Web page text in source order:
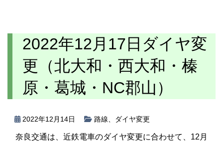
2022年12月17日ダイヤ変
更（北大和・西大和・榛
原・葛城・NC郡山）
2022年12月14日 路線 ダイヤ変更
奈良交通は、近鉄電車のダイヤ変更に合わせて、12月